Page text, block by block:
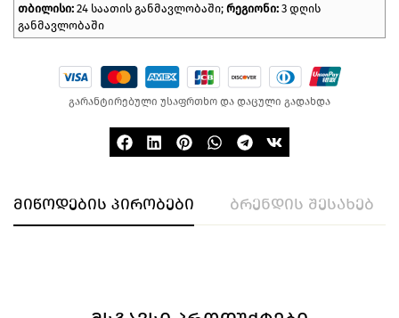
თბილისი: 24 საათის განმავლობაში; რეგიონი: 3 დღის
განმავლობაში
გარანტირებული უსაფრთხო და დაცული გადახდა
მიწოდების პირობები ბრენდის შესახებ